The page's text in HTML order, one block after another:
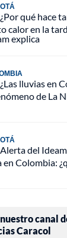
¿Por qué hace
calor en la
explica
¿Las lluvias en
de La
Alerta del
en Colombia:
canal
Caracol